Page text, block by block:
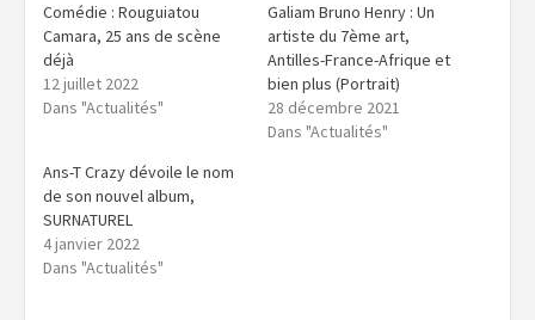
Comédie : Rouguiatou
Camara, 25 ans de scène
déjà
12 juillet 2022
Dans "Actualités"
Galiam Bruno Henry : Un
artiste du 7ème art,
Antilles-France-Afrique et
bien plus (Portrait)
28 décembre 2021
Dans "Actualités"
Ans-T Crazy dévoile le nom
de son nouvel album,
SURNATUREL
4 janvier 2022
Dans "Actualités"